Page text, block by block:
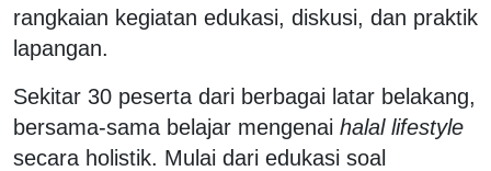
rangkaian kegiatan edukasi, diskusi, dan praktik
lapangan.
Sekitar 30 peserta dari berbagai latar belakang,
bersama-sama belajar mengenai halal lifestyle
secara holistik. Mulai dari edukasi soal